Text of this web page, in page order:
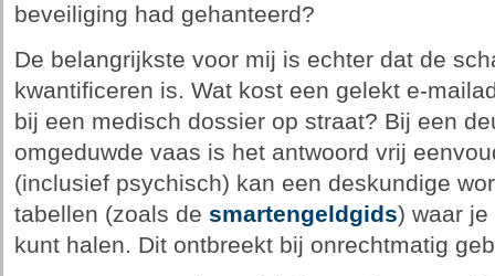
beveiliging had gehanteerd?
De belangrijkste voor mij is echter dat de
kwantificeren is. Wat kost een gelekt e-
bij een medisch dossier op straat? Bij een
omgeduwde vaas is het antwoord vrij
(inclusief psychisch) kan een deskundige
tabellen (zoals de smartengeldgids) waar
kunt halen. Dit ontbreekt bij onrechtmatig